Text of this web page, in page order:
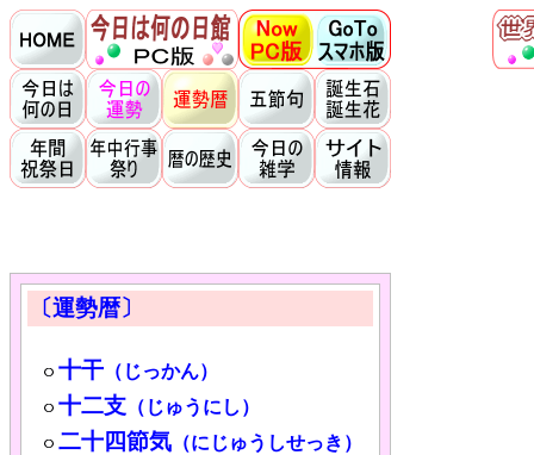
〔運勢暦〕
十干 （じっかん）
十二支 （じゅうにし）
二十四節気 （にじゅうしせっき）